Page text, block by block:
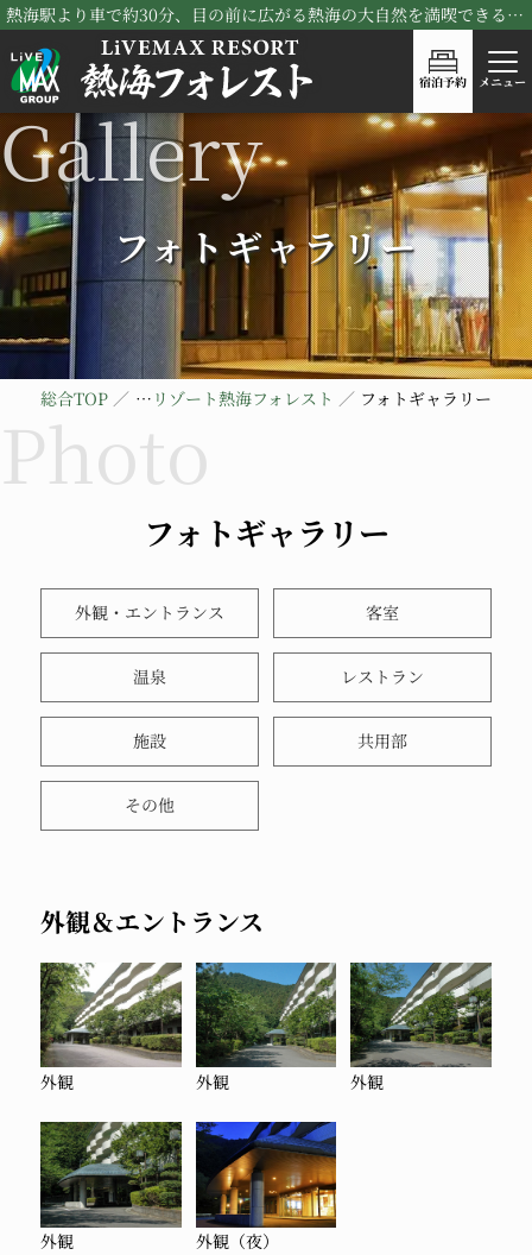
熱海駅より車で約30分、目の前に広がる熱海の大自然を満喫できる！リブマックスリゾート熱海フォレスト
宿泊予約 メニュー
フォトギャラリー
総合TOP リブマックスリゾート熱海フォレスト フォトギャラリー
フォトギャラリー
外観・エントランス 客室
温泉 レストラン
施設 共用部
その他
外観＆エントランス
外観 外観 外観
外観 外観（夜）